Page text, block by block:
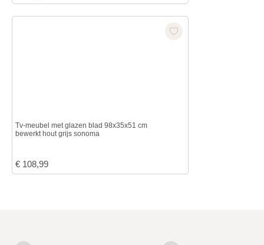
Tv-meubel met glazen blad 98x35x51 cm
bewerkt hout grijs sonoma
€ 108,99